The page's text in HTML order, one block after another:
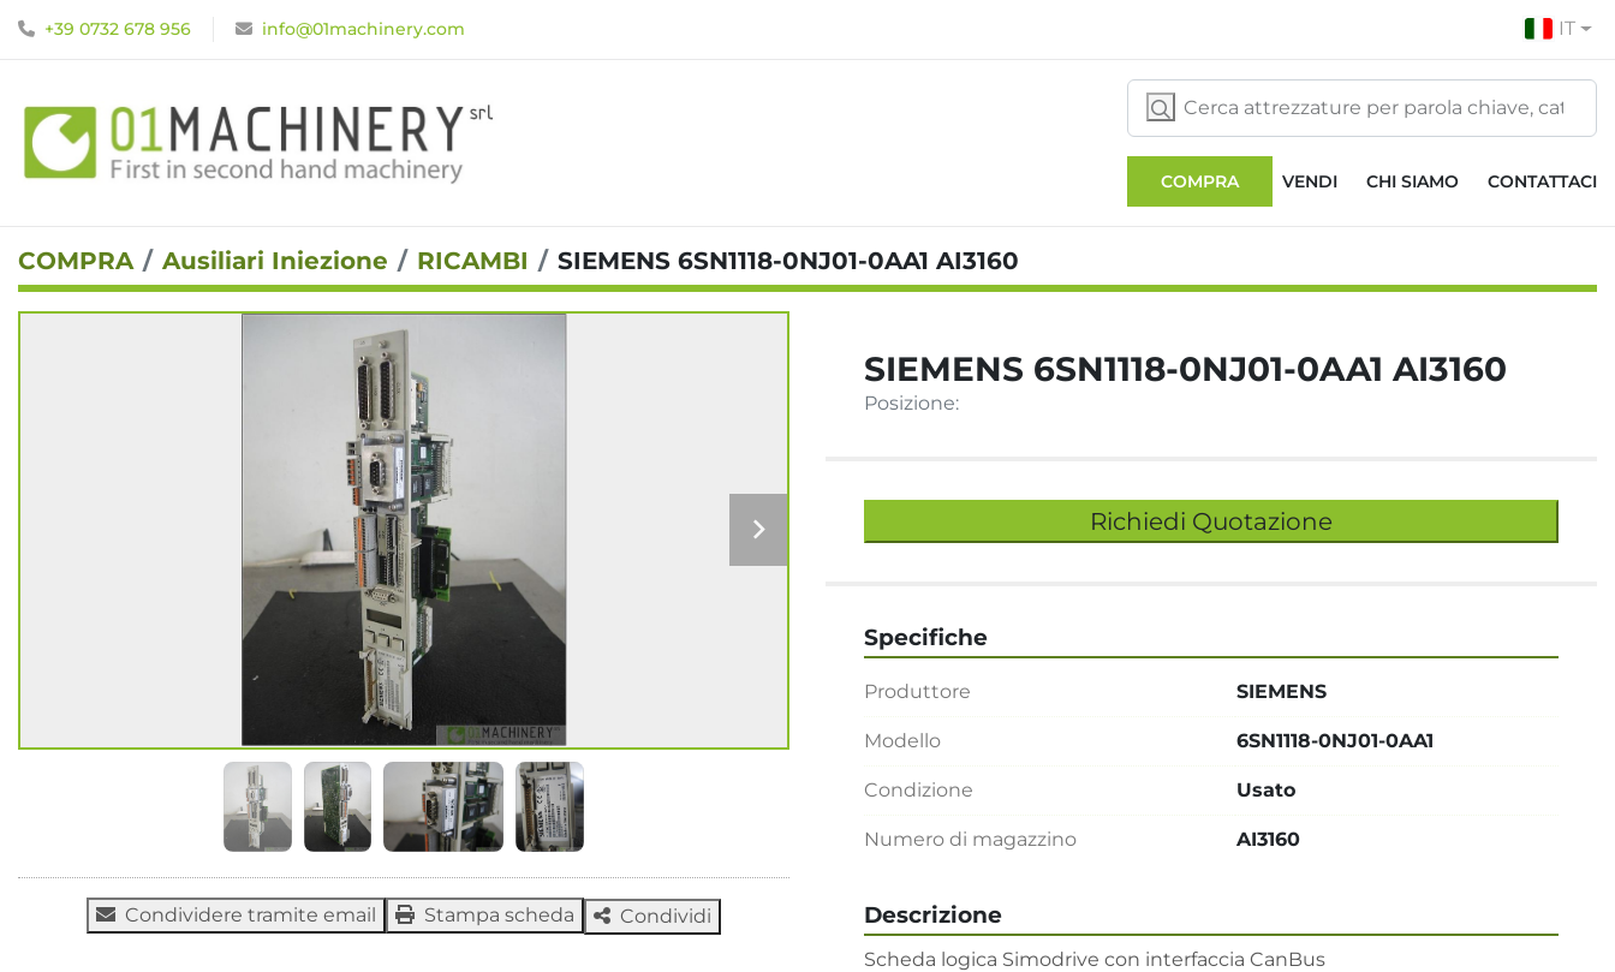
+39 0732 678 956 info@01machinery.com IT
COMPRA VENDI CHI SIAMO CONTATTACI
COMPRA Ausiliari Iniezione RICAMBI SIEMENS 6SN1118-0NJ01-0AA1 AI3160
Condividere tramite email Stampa scheda Condividi
SIEMENS 6SN1118-0NJ01-0AA1 AI3160
Posizione:
Richiedi Quotazione
Descrizione
Scheda logica Simodrive con interfaccia CanBus
Specifiche
Produttore SIEMENS
Modello 6SN1118-0NJ01-0AA1
Condizione Usato
Numero di magazzino AI3160